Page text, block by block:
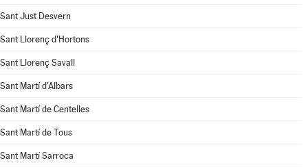
Sant Just Desvern
Sant Llorenç d'Hortons
Sant Llorenç Savall
Sant Martí d'Albars
Sant Martí de Centelles
Sant Martí de Tous
Sant Martí Sarroca